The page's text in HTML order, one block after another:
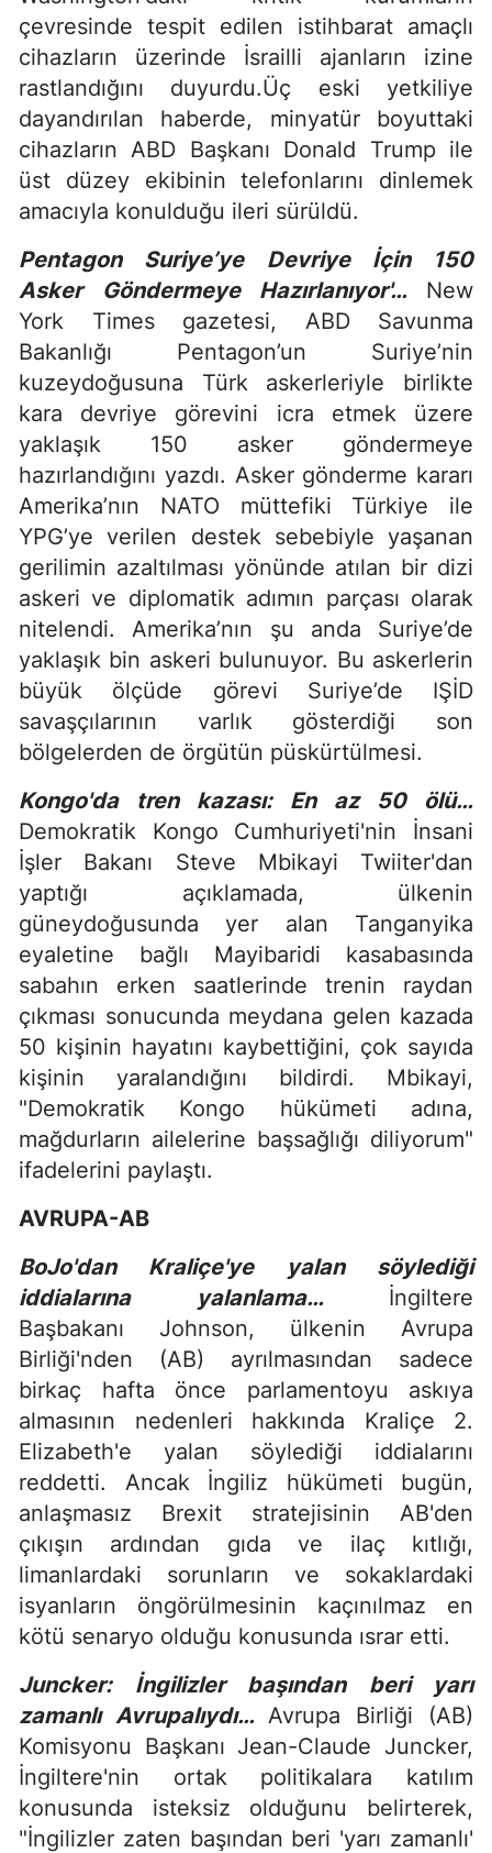
çevresinde tespit edilen istihbarat amaçlı
cihazların üzerinde İsrailli ajanların izine
rastlandığını duyurdu.Üç eski yetkiliye
dayandırılan haberde, minyatür boyuttaki
cihazların ABD Başkanı Donald Trump ile
üst düzey ekibinin telefonlarını dinlemek
amacıyla konulduğu ileri sürüldü.
Pentagon Suriye’ye Devriye İçin 150
Asker Göndermeye Hazırlanıyor'… New
York Times gazetesi, ABD Savunma
Bakanlığı Pentagon’un Suriye’nin
kuzeydoğusuna Türk askerleriyle birlikte
kara devriye görevini icra etmek üzere
yaklaşık 150 asker göndermeye
hazırlandığını yazdı. Asker gönderme kararı
Amerika’nın NATO müttefiki Türkiye ile
YPG’ye verilen destek sebebiyle yaşanan
gerilimin azaltılması yönünde atılan bir dizi
askeri ve diplomatik adımın parçası olarak
nitelendi. Amerika’nın şu anda Suriye’de
yaklaşık bin askeri bulunuyor. Bu askerlerin
büyük ölçüde görevi Suriye’de IŞİD
savaşçılarının varlık gösterdiği son
bölgelerden de örgütün püskürtülmesi.
Kongo'da tren kazası: En az 50 ölü…
Demokratik Kongo Cumhuriyeti'nin İnsani
İşler Bakanı Steve Mbikayi Twiiter'dan
yaptığı açıklamada, ülkenin
güneydoğusunda yer alan Tanganyika
eyaletine bağlı Mayibaridi kasabasında
sabahın erken saatlerinde trenin raydan
çıkması sonucunda meydana gelen kazada
50 kişinin hayatını kaybettiğini, çok sayıda
kişinin yaralandığını bildirdi. Mbikayi,
"Demokratik Kongo hükümeti adına,
mağdurların ailelerine başsağlığı diliyorum"
ifadelerini paylaştı.
AVRUPA-AB
BoJo'dan Kraliçe'ye yalan söylediği
iddialarına yalanlama… İngiltere
Başbakanı Johnson, ülkenin Avrupa
Birliği'nden (AB) ayrılmasından sadece
birkaç hafta önce parlamentoyu askıya
almasının nedenleri hakkında Kraliçe 2.
Elizabeth'e yalan söylediği iddialarını
reddetti. Ancak İngiliz hükümeti bugün,
anlaşmasız Brexit stratejisinin AB'den
çıkışın ardından gıda ve ilaç kıtlığı,
limanlardaki sorunların ve sokaklardaki
isyanların öngörülmesinin kaçınılmaz en
kötü senaryo olduğu konusunda ısrar etti.
Juncker: İngilizler başından beri yarı
zamanlı Avrupalıydı… Avrupa Birliği (AB)
Komisyonu Başkanı Jean-Claude Juncker,
İngiltere'nin ortak politikalara katılım
konusunda isteksiz olduğunu belirterek,
"İngilizler zaten başından beri 'yarı zamanlı'